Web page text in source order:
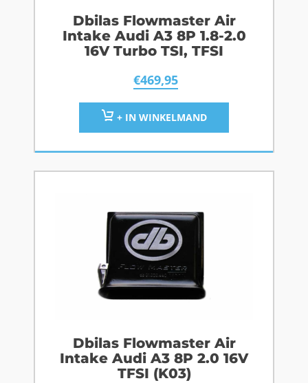
Dbilas Flowmaster Air
Intake Audi A3 8P 1.8-2.0
16V Turbo TSI, TFSI
€469,95
+ IN WINKELMAND
Dbilas Flowmaster Air
Intake Audi A3 8P 2.0 16V
TFSI (K03)